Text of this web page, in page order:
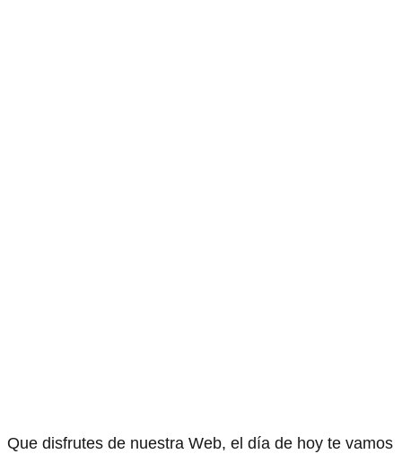
Que disfrutes de nuestra Web, el día de hoy te vamos